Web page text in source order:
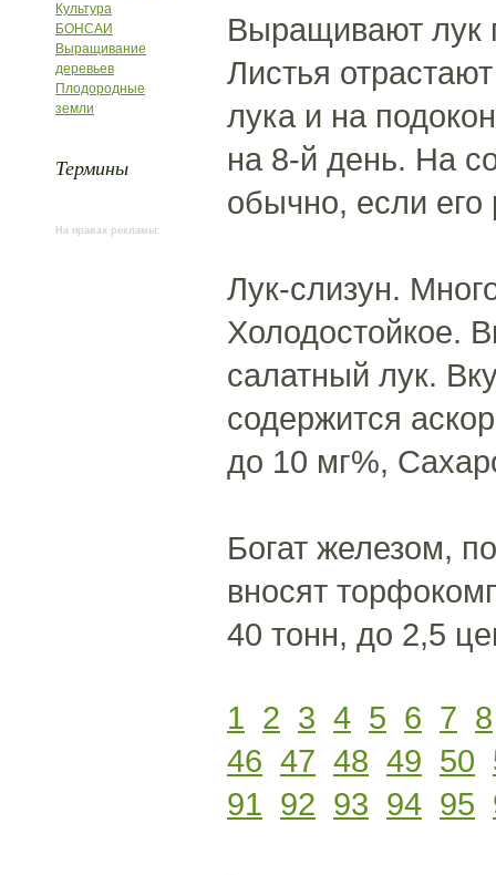
Культура
БОНСАИ
Выращивание
деревьев
Плодородные
земли
Термины
На правах рекламы:
Выращивают лук
Листья
лука и на
на 8-й день. На
обычно, если его
Лук-слизун.
Холодостойкое.
салатный лук.
содержится
до 10 мг%,
Богат железом,
вносят
40 тонн, до 2,5
1 2 3 4 5 6 7 8
46 47 48 49 50
91 92 93 94 95